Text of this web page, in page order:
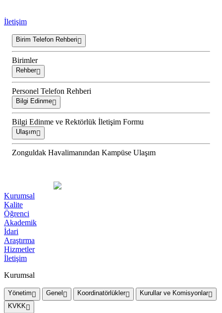
İletişim
Birim Telefon Rehberi
Birimler
Rehber
Personel Telefon Rehberi
Bilgi Edinme
Bilgi Edinme ve Rektörlük İletişim Formu
Ulaşım
Zonguldak Havalimanından Kampüse Ulaşım
Kurumsal
Kalite
Öğrenci
Akademik
İdari
Araştırma
Hizmetler
İletişim
Kurumsal
Yönetim Genel Koordinatörlükler
Kurullar ve Komisyonlar
KVKK